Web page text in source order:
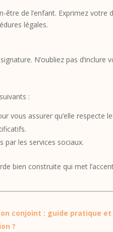
de l’enfant. Exprimez
légales.
N’oubliez pas
:
vous assurer qu’elle respecte
les services sociaux.
bien construite qui met
conjoint : guide pratique
?